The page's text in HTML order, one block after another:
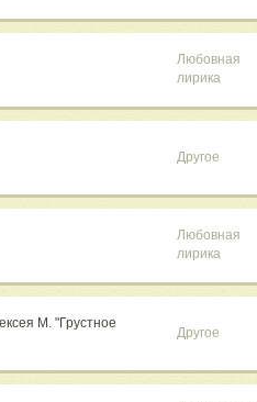
Любовная
лирика
Другое
Любовная
лирика
М. "Грустное
Другое